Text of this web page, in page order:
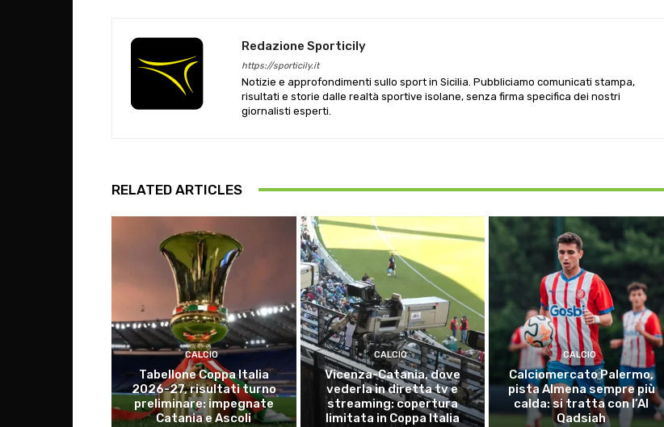
Redazione Sporticily
https://sporticily.it
Notizie e approfondimenti sullo sport in Sicilia. Pubbliciamo comunicati stampa,
risultati e storie dalle realtà sportive isolane, senza firma specifica dei nostri
giornalisti esperti.
RELATED ARTICLES
CALCIO
Tabellone Coppa Italia
2026-27, risultati turno
preliminare: impegnate
Catania e Ascoli
CALCIO
Vicenza-Catania, dove
vederla in diretta tv e
streaming: copertura
limitata in Coppa Italia
CALCIO
Calciomercato Palermo,
pista Almena sempre più
calda: si tratta con l’Al
Qadsiah